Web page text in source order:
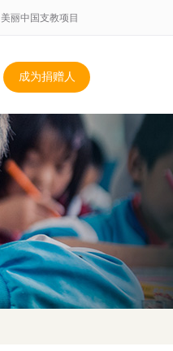
美丽中国支教项目
成为捐赠人